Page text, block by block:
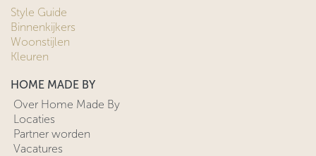
Style Guide
Binnenkijkers
Woonstijlen
Kleuren
HOME MADE BY
Over Home Made By
Locaties
Partner worden
Vacatures